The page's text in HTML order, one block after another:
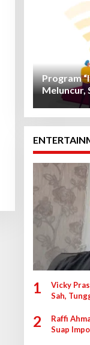
Program
Meluncur,
Daftarnya!
1
Vicky
Sah,
2
Raffi
Suap